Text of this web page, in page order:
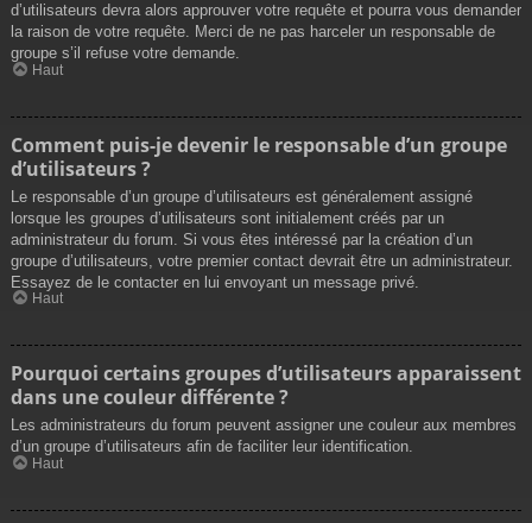
d’utilisateurs devra alors approuver votre requête et pourra vous demander
la raison de votre requête. Merci de ne pas harceler un responsable de
groupe s’il refuse votre demande.
Haut
Comment puis-je devenir le responsable d’un groupe
d’utilisateurs ?
Le responsable d’un groupe d’utilisateurs est généralement assigné
lorsque les groupes d’utilisateurs sont initialement créés par un
administrateur du forum. Si vous êtes intéressé par la création d’un
groupe d’utilisateurs, votre premier contact devrait être un administrateur.
Essayez de le contacter en lui envoyant un message privé.
Haut
Pourquoi certains groupes d’utilisateurs apparaissent
dans une couleur différente ?
Les administrateurs du forum peuvent assigner une couleur aux membres
d’un groupe d’utilisateurs afin de faciliter leur identification.
Haut